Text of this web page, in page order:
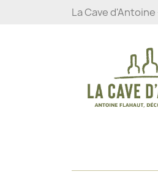
La Cave